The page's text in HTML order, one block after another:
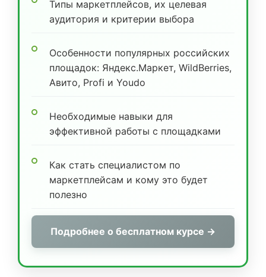
Типы маркетплейсов, их целевая
аудитория и критерии выбора
Особенности популярных российских
площадок: Яндекс.Маркет, WildBerries,
Авито, Profi и Youdo
Необходимые навыки для
эффективной работы с площадками
Как стать специалистом по
маркетплейсам и кому это будет
полезно
Подробнее о бесплатном курсе →